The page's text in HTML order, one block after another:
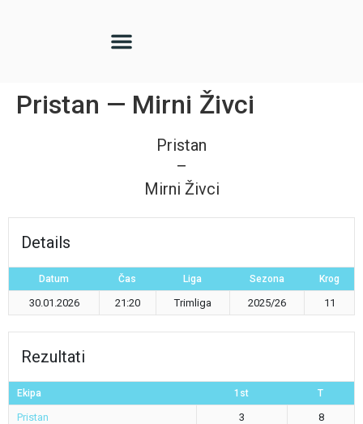
Pristan — Mirni Živci
Pristan
—
Mirni Živci
Details
Datum Čas Liga Sezona Krog
30.01.2026 21:20 Trimliga 2025/26 11
Rezultati
Ekipa 1st T
Pristan 3
8